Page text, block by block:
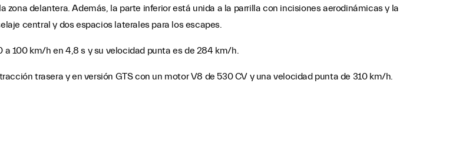
delantera. Además, la parte inferior está unida a la parrilla con incisiones aerodinámicas y la
central y dos espacios laterales para los escapes.
100 km/h en 4,8 s y su velocidad punta es de 284 km/h.
trasera y en versión GTS con un motor V8 de 530 CV y una velocidad punta de 310 km/h.